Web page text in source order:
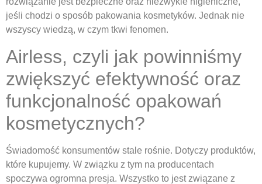
jeśli chodzi o sposób pakowania kosmetyków. Jednak nie
wszyscy wiedzą, w czym tkwi fenomen.
Airless, czyli jak powinniśmy
zwiększyć efektywność oraz
funkcjonalność opakowań
kosmetycznych?
Świadomość konsumentów stale rośnie. Dotyczy produktów,
które kupujemy. W związku z tym na producentach
spoczywa ogromna presja. Wszystko to jest związane z